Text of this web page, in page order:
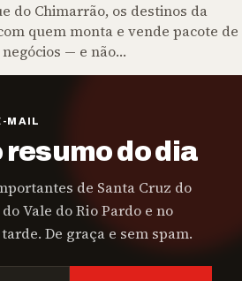
do Chimarrão, os destinos da
quem monta e vende pacote de
— e não…
MAIL
resumo do dia
de Santa Cruz do
Vale do Rio Pardo e no
De graça e sem spam.